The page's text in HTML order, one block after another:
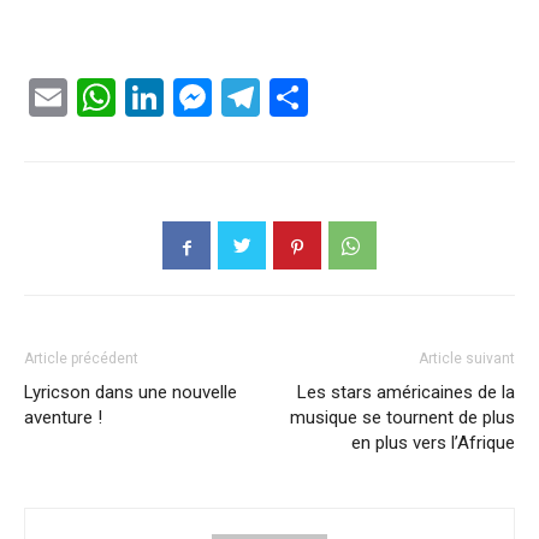
EmailWhatsApp
LinkedIn
Messenger
Telegram
Article précédent
Lyricson dans une nouvelle
aventure !
Article suivant
Les stars américaines de la
musique se tournent de plus
en plus vers l’Afrique